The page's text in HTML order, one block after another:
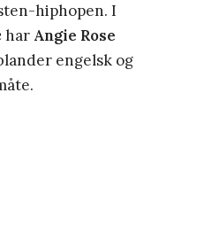
hiphopen. I
har Angie Rose
engelsk og